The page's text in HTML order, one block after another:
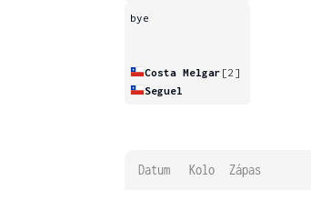
bye
Costa Melgar [2]
Seguel
Datum Kolo Zápas